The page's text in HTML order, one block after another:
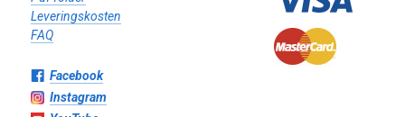
Leveringskosten
FAQ
Facebook
Instagram